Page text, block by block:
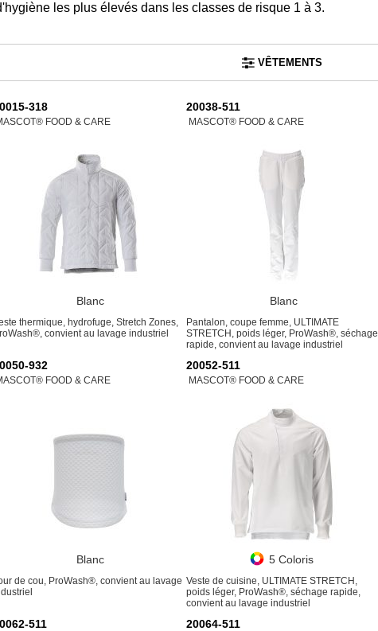
les plus élevés dans les classes de risque 1 à 3.
VÊTEMENTS
318
FOOD & CARE
Blanc
thermique, hydrofuge, Stretch Zones,
convient au lavage industriel
20038-511
MASCOT® FOOD & CARE
Blanc
Pantalon, coupe femme, ULTIMATE
STRETCH, poids léger, ProWash®, séchage
rapide, convient au lavage industriel
932
FOOD & CARE
Blanc
de cou, ProWash®, convient au lavage
20052-511
MASCOT® FOOD & CARE
5 Coloris
Veste de cuisine, ULTIMATE STRETCH,
poids léger, ProWash®, séchage rapide,
convient au lavage industriel
511 20064-511